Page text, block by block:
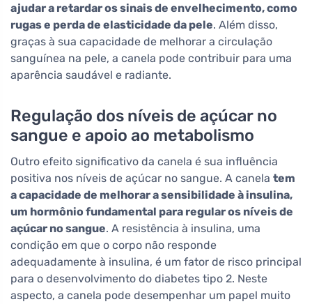
ajudar a retardar os sinais de envelhecimento, como
rugas e perda de elasticidade da pele. Além disso,
graças à sua capacidade de melhorar a circulação
sanguínea na pele, a canela pode contribuir para uma
aparência saudável e radiante.
Regulação dos níveis de açúcar no
sangue e apoio ao metabolismo
Outro efeito significativo da canela é sua influência
positiva nos níveis de açúcar no sangue. A canela tem
a capacidade de melhorar a sensibilidade à insulina,
um hormônio fundamental para regular os níveis de
açúcar no sangue. A resistência à insulina, uma
condição em que o corpo não responde
adequadamente à insulina, é um fator de risco principal
para o desenvolvimento do diabetes tipo 2. Neste
aspecto, a canela pode desempenhar um papel muito